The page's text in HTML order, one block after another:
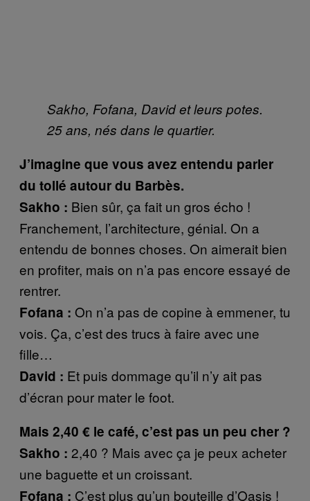
Sakho, Fofana, David et leurs potes.
25 ans, nés dans le quartier.
J’imagine que vous avez entendu parler
du tollé autour du Barbès.
Sakho : Bien sûr, ça fait un gros écho !
Franchement, l’architecture, génial. On a
entendu de bonnes choses. On aimerait bien
en profiter, mais on n’a pas encore essayé de
rentrer.
Fofana : On n’a pas de copine à emmener, tu
vois. Ça, c’est des trucs à faire avec une
fille…
David : Et puis dommage qu’il n’y ait pas
d’écran pour mater le foot.
Mais 2,40 € le café, c’est pas un peu cher ?
Sakho : 2,40 ? Mais avec ça je peux acheter
une baguette et un croissant.
Fofana : C’est plus qu’un bouteille d’Oasis !